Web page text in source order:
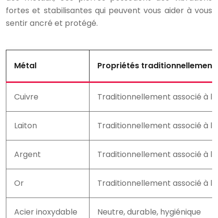
fortes et stabilisantes qui peuvent vous aider à vous
sentir ancré et protégé.
Métal Propriétés traditionnellement
Cuivre Traditionnellement associé à
Laiton Traditionnellement associé à
Argent Traditionnellement associé à
Or Traditionnellement associé à
Acier inoxydable Neutre, durable, hygiénique